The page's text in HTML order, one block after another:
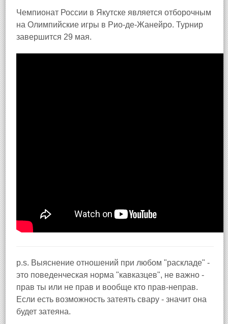
Чемпионат России в Якутске является отборочным
на Олимпийские игры в Рио-де-Жанейро. Турнир
завершится 29 мая.
p.s. Выяснение отношений при любом "раскладе" -
это поведенческая норма "кавказцев", не важно -
прав ты или не прав и вообще кто прав-неправ.
Если есть возможность затеять свару - значит она
будет затеяна.